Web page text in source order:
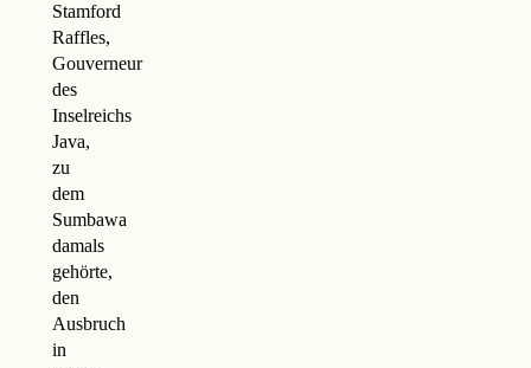
Stamford
Raffles,
Gouverneur
des
Inselreichs
Java,
zu
dem
Sumbawa
damals
gehörte,
den
Ausbruch
in